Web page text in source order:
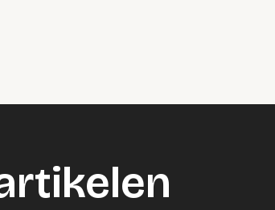
instellingen